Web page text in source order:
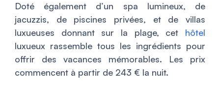
Doté également d’un spa lumineux, de
jacuzzis, de piscines privées, et de villas
luxueuses donnant sur la plage, cet hôtel
luxueux rassemble tous les ingrédients pour
offrir des vacances mémorables. Les prix
commencent à partir de 243 € la nuit.